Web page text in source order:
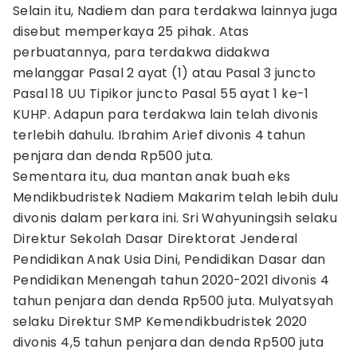
Selain itu, Nadiem dan para terdakwa lainnya juga
disebut memperkaya 25 pihak. Atas
perbuatannya, para terdakwa didakwa
melanggar Pasal 2 ayat (1) atau Pasal 3 juncto
Pasal 18 UU Tipikor juncto Pasal 55 ayat 1 ke-1
KUHP. Adapun para terdakwa lain telah divonis
terlebih dahulu. Ibrahim Arief divonis 4 tahun
penjara dan denda Rp500 juta.
Sementara itu, dua mantan anak buah eks
Mendikbudristek Nadiem Makarim telah lebih dulu
divonis dalam perkara ini. Sri Wahyuningsih selaku
Direktur Sekolah Dasar Direktorat Jenderal
Pendidikan Anak Usia Dini, Pendidikan Dasar dan
Pendidikan Menengah tahun 2020-2021 divonis 4
tahun penjara dan denda Rp500 juta. Mulyatsyah
selaku Direktur SMP Kemendikbudristek 2020
divonis 4,5 tahun penjara dan denda Rp500 juta